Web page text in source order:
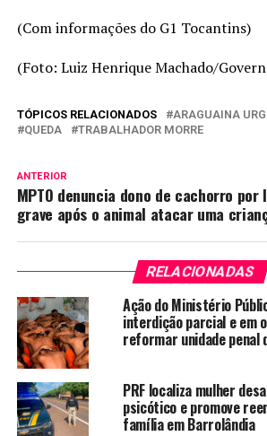
(Com informações do G1 Tocantins)
(Foto: Luiz Henrique Machado/
TÓPICOS RELACIONADOS ARAGUAINA
QUEDA
TRABALHADOR MORRE
ANTERIOR
MPTO denuncia dono de cachorro
grave após o animal atacar uma
RELACIONADAS
Ação do Ministério
interdição parcial e em
reformar unidade penal
PRF localiza mulher
psicótico e promove
família em Barrolândia